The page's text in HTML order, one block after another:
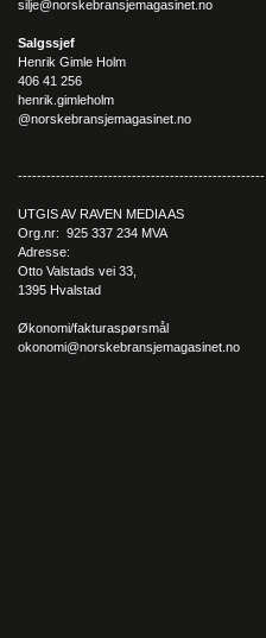
silje@norskebransjemagasinet.no
Salgssjef
Henrik Gimle Holm
406 41 256
henrik.gimleholm
@norskebransjemagasinet.no
----------------------------------------------------
UTGIS AV RAVEN MEDIA AS
Org.nr: 925 337 234 MVA
Adresse:
Otto Valstads vei 33,
1395 Hvalstad
Økonomi/fakturaspørsmål
okonomi@norskebransjemagasinet.no